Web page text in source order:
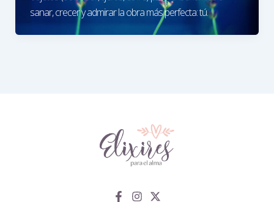
sanar, crecer y admirar la obra más perfecta: tú.